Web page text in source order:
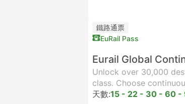
鐵路通票
EuRail Pass
Eurail Global
Unlock over 30,000
class. Choose
天數:15 - 22 - 30 - 60 -